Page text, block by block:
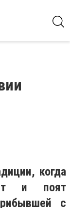
когда
и поят
с